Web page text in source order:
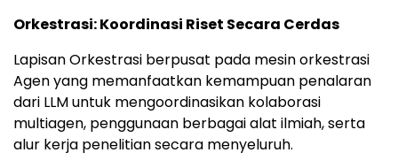
Orkestrasi: Koordinasi Riset Secara Cerdas
Lapisan Orkestrasi berpusat pada mesin orkestrasi
Agen yang memanfaatkan kemampuan penalaran
dari LLM untuk mengoordinasikan kolaborasi
multiagen, penggunaan berbagai alat ilmiah, serta
alur kerja penelitian secara menyeluruh.